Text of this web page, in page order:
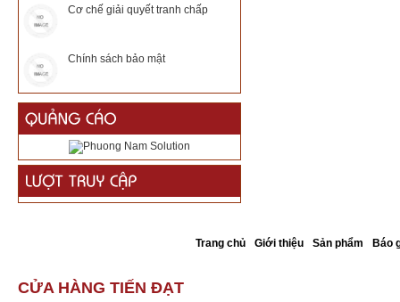
Cơ chế giải quyết tranh chấp
Chính sách bảo mật
Trang chủ Giới thiệu Sản phẩm Báo
CỬA HÀNG TIẾN ĐẠT